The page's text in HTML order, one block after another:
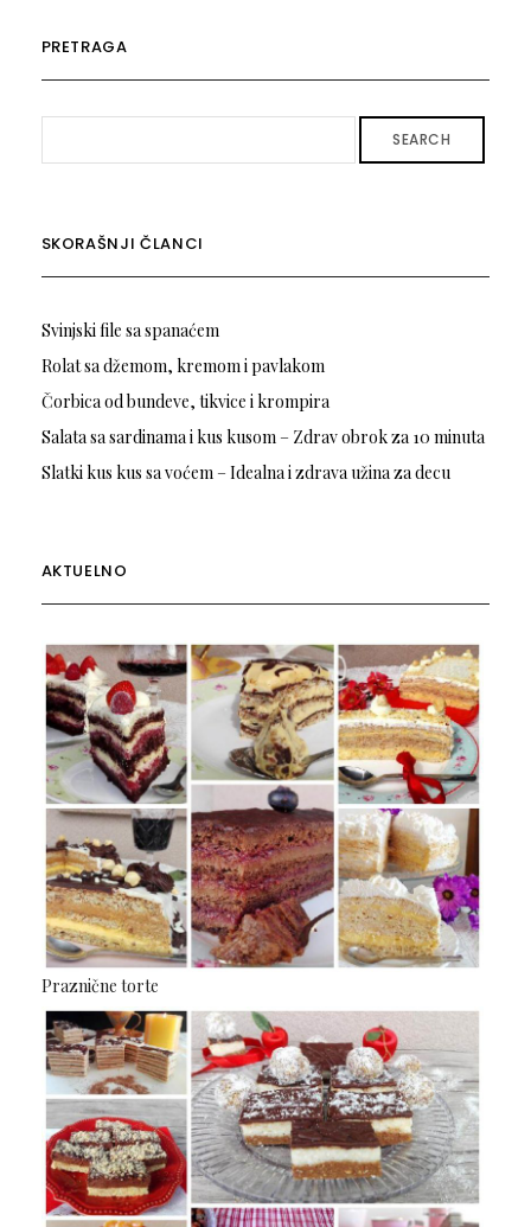
PRETRAGA
SEARCH
SKORAŠNJI ČLANCI
Svinjski file sa spanaćem
Rolat sa džemom, kremom i pavlakom
Čorbica od bundeve, tikvice i krompira
Salata sa sardinama i kus kusom – Zdrav obrok za 10 minuta
Slatki kus kus sa voćem – Idealna i zdrava užina za decu
AKTUELNO
Praznične torte